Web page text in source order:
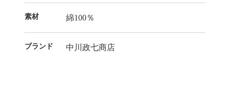
素材 綿100％
ブランド 中川政七商店